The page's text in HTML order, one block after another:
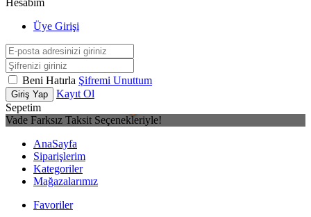
Hesabım
Üye Girişi
Beni Hatırla Şifremi Unuttum
Giriş Yap
Kayıt Ol
Sepetim
Vade Farksız Taksit Seçenekleriyle!
AnaSayfa
Siparişlerim
Kategoriler
Mağazalarımız
Favoriler